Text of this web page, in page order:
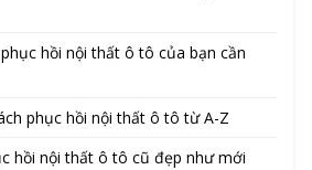
hồi nội thất ô tô của bạn cần
phục hồi nội thất ô tô từ A-Z
hồi nội thất ô tô cũ đẹp như mới